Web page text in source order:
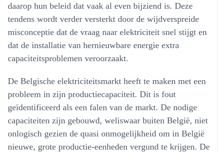
daarop hun beleid dat vaak al even bijziend is. Deze
tendens wordt verder versterkt door de wijdverspreide
misconceptie dat de vraag naar elektriciteit snel stijgt en
dat de installatie van hernieuwbare energie extra
capaciteitsproblemen veroorzaakt.
De Belgische elektriciteitsmarkt heeft te maken met een
probleem in zijn productiecapaciteit. Dit is fout
geïdentificeerd als een falen van de markt. De nodige
capaciteiten zijn gebouwd, weliswaar buiten België, niet
onlogisch gezien de quasi onmogelijkheid om in België
nieuwe, grote productie-eenheden vergund te krijgen. De